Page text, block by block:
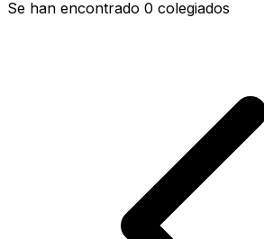
Se han encontrado 0 colegiados